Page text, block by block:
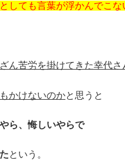
しても言葉が浮かんでこな
ん苦労を掛けてきた幸代さ
かけないのかと思うと
ら、悔しいやらで
という。